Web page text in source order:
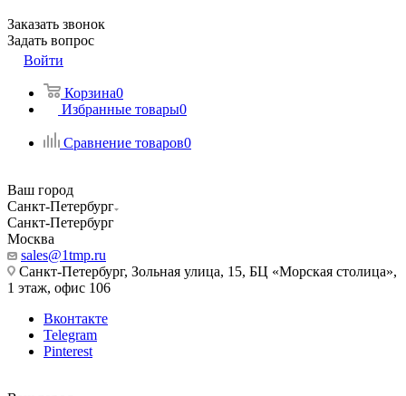
Заказать звонок
Задать вопрос
Войти
Корзина0
Избранные товары0
Сравнение товаров0
Ваш город
Санкт-Петербург
Санкт-Петербург
Москва
sales@1tmp.ru
Санкт-Петербург, Зольная улица, 15, БЦ «Морская столица»,
1 этаж, офис 106
Вконтакте
Telegram
Pinterest